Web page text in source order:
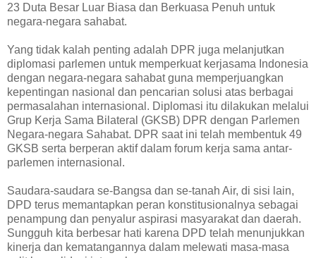
23 Duta Besar Luar Biasa dan Berkuasa Penuh untuk
negara-negara sahabat.
Yang tidak kalah penting adalah DPR juga melanjutkan
diplomasi parlemen untuk memperkuat kerjasama Indonesia
dengan negara-negara sahabat guna memperjuangkan
kepentingan nasional dan pencarian solusi atas berbagai
permasalahan internasional. Diplomasi itu dilakukan melalui
Grup Kerja Sama Bilateral (GKSB) DPR dengan Parlemen
Negara-negara Sahabat. DPR saat ini telah membentuk 49
GKSB serta berperan aktif dalam forum kerja sama antar-
parlemen internasional.
Saudara-saudara se-Bangsa dan se-tanah Air, di sisi lain,
DPD terus memantapkan peran konstitusionalnya sebagai
penampung dan penyalur aspirasi masyarakat dan daerah.
Sungguh kita berbesar hati karena DPD telah menunjukkan
kinerja dan kematangannya dalam melewati masa-masa